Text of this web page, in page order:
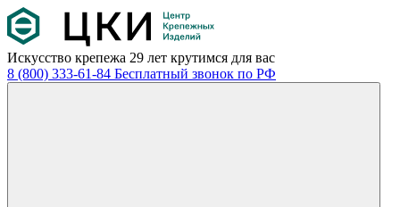
Искусство крепежа 29 лет крутимся для вас
8 (800) 333-61-84 Бесплатный звонок по РФ